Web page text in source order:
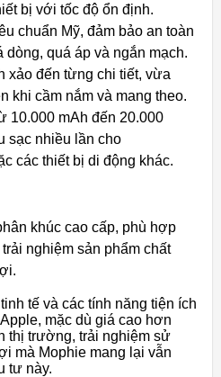
bị với tốc độ ổn định.
chuẩn Mỹ, đảm bảo an toàn
dòng, quá áp và ngắn mạch.
xảo đến từng chi tiết, vừa
khi cầm nắm và mang theo.
10.000 mAh đến 20.000
sạc nhiều lần cho
các thiết bị di động khác.
khúc cao cấp, phù hợp
nghiệm sản phẩm chất
tế và các tính năng tiện ích
mặc dù giá cao hơn
thị trường, trải nghiệm sử
mà Mophie mang lại vẫn
tư này.